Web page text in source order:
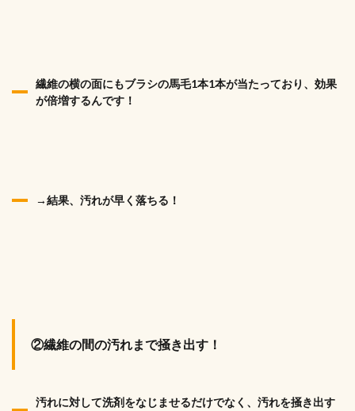
繊維の横の面にもブラシの馬毛1本1本が当たっており、効果
が倍増するんです！
→結果、汚れが早く落ちる！
②繊維の間の汚れまで掻き出す！
汚れに対して洗剤をなじませるだけでなく、汚れを掻き出す